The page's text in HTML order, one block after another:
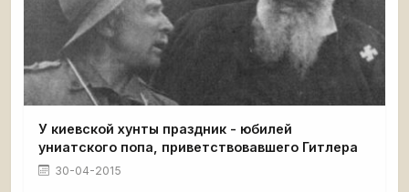
У киевской хунты праздник - юбилей
униатского попа, приветствовавшего Гитлера
30-04-2015